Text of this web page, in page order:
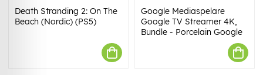
Death Stranding 2: On The
Beach (Nordic) (PS5)
Google Mediaspelare
Google TV Streamer 4K,
Bundle - Porcelain Google